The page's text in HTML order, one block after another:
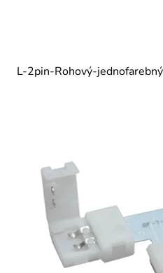
L-2pin-Rohový-